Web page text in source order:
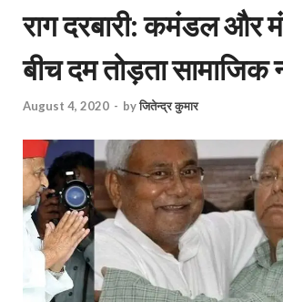
राग दरबारी: कमंडल और
बीच दम तोड़ता सामाजिक
August 4, 2020 - byजितेन्द्र कुमार